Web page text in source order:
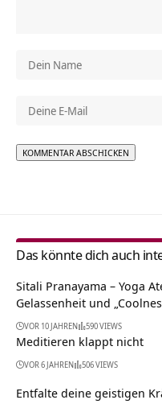
Das könnte dich auch
Sitali Pranayama – Yoga
Gelassenheit und
VOR 10 JAHREN 590 VIEWS
Meditieren klappt nicht
VOR 6 JAHREN 506 VIEWS
Entfalte deine geistigen